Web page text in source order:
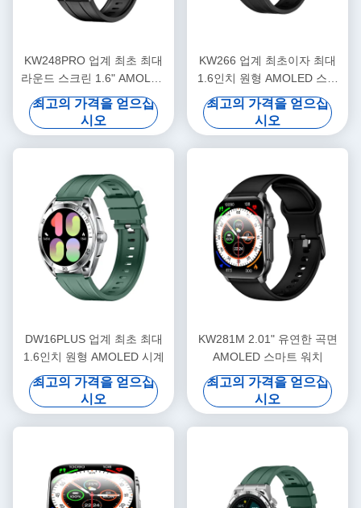
KW248PRO 업계 최초 최대
라운드 스크린 1.6" AMOLED
시계
최고의 가격을 얻으십
시오
KW266 업계 최초이자 최대
1.6인치 원형 AMOLED 스마
트워치 (블루투스 통화 기능
포함) 고급 센서
최고의 가격을 얻으십
시오
DW16PLUS 업계 최초 최대
1.6인치 원형 AMOLED 시계
최고의 가격을 얻으십
시오
KW281M 2.01" 유연한 곡면
AMOLED 스마트 워치
최고의 가격을 얻으십
시오